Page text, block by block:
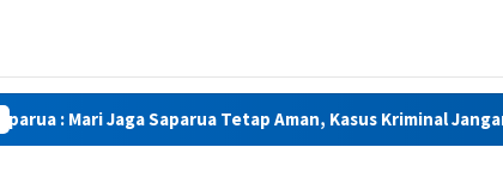
Tetap Aman, Kasus Kriminal Jangan Picu Konflik